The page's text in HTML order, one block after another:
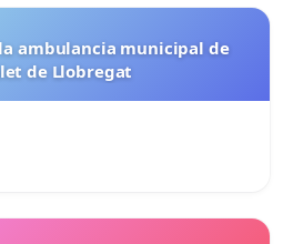
ambulancia municipal de
de Llobregat